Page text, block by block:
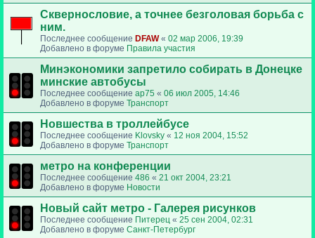
Сквернословие, а точнее безголовая борьба с
ним.
Последнее сообщение DFAW« 02 мар 2006, 19:39
Добавлено в форуме Правила участия
Минэкономики запретило собирать в Донецке
минские автобусы
Последнее сообщение ap75 « 06 июл 2005, 14:46
Добавлено в форуме Транспорт
Новшества в троллейбусе
Последнее сообщение Klovsky « 12 ноя 2004, 15:52
Добавлено в форуме Транспорт
метро на конференции
Последнее сообщение 486 « 21 окт 2004, 23:21
Добавлено в форуме Новости
Новый сайт метро - Галерея рисунков
Последнее сообщение Питерец « 25 сен 2004, 02:31
Добавлено в форуме Санкт-Петербург